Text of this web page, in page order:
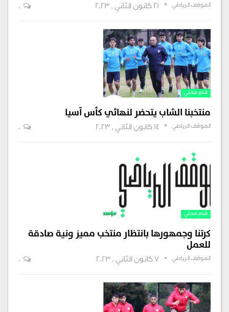
الموقف الرياضي 21 كانون الثاني , 2023 0
قدم محلي
منتخبنا الشاب يتحضر لنهائي كأس آسيا
الموقف الرياضي 14 كانون الثاني , 2023 0
قدم محلي
كرتنا وجمهورها بانتظار منتخب مميز ونية صادقة
للعمل
الموقف الرياضي 0